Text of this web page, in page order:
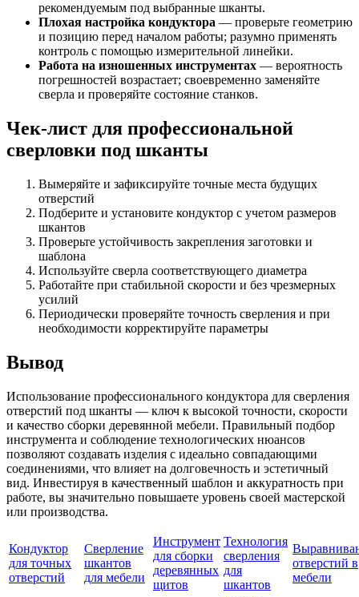
рекомендуемым под выбранные шканты.
Плохая настройка кондуктора — проверьте геометрию
и позицию перед началом работы; разумно применять
контроль с помощью измерительной линейки.
Работа на изношенных инструментах — вероятность
погрешностей возрастает; своевременно заменяйте
сверла и проверяйте состояние станков.
Чек-лист для профессиональной
сверловки под шканты
Вымеряйте и зафиксируйте точные места будущих
отверстий
Подберите и установите кондуктор с учетом размеров
шкантов
Проверьте устойчивость закрепления заготовки и
шаблона
Используйте сверла соответствующего диаметра
Работайте при стабильной скорости и без чрезмерных
усилий
Периодически проверяйте точность сверления и при
необходимости корректируйте параметры
Вывод
Использование профессионального кондуктора для сверления
отверстий под шканты — ключ к высокой точности, скорости
и качество сборки деревянной мебели. Правильный подбор
инструмента и соблюдение технологических нюансов
позволяют создавать изделия с идеально совпадающими
соединениями, что влияет на долговечность и эстетичный
вид. Инвестируя в качественный шаблон и аккуратность при
работе, вы значительно повышаете уровень своей мастерской
или производства.
Кондуктор
для точных
отверстий
Сверление
шкантов
для мебели
Инструмент
для сборки
деревянных
щитов
Технология
сверления
для
шкантов
отверстий в
мебели